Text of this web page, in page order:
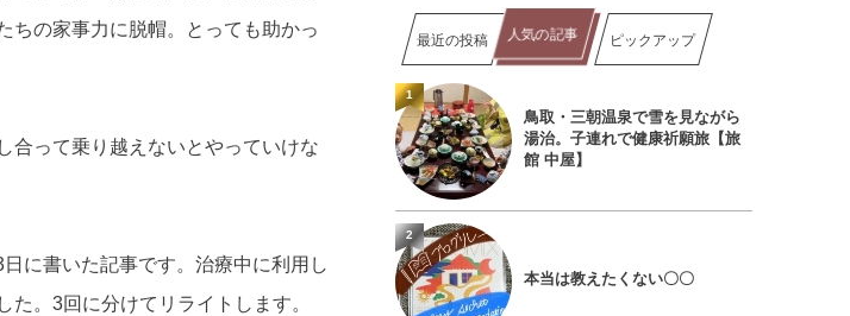
ちの家事力に脱帽。とっても助かっ
合って乗り越えないとやっていけな
に書いた記事です。治療中に利用し
。3回に分けてリライトします。
最近の投稿 人気の記事 ピックアップ
鳥取・三朝温泉で雪を見ながら
湯治。子連れで健康祈願旅【旅
館 中屋】
1
本当は教えたくない〇〇
2